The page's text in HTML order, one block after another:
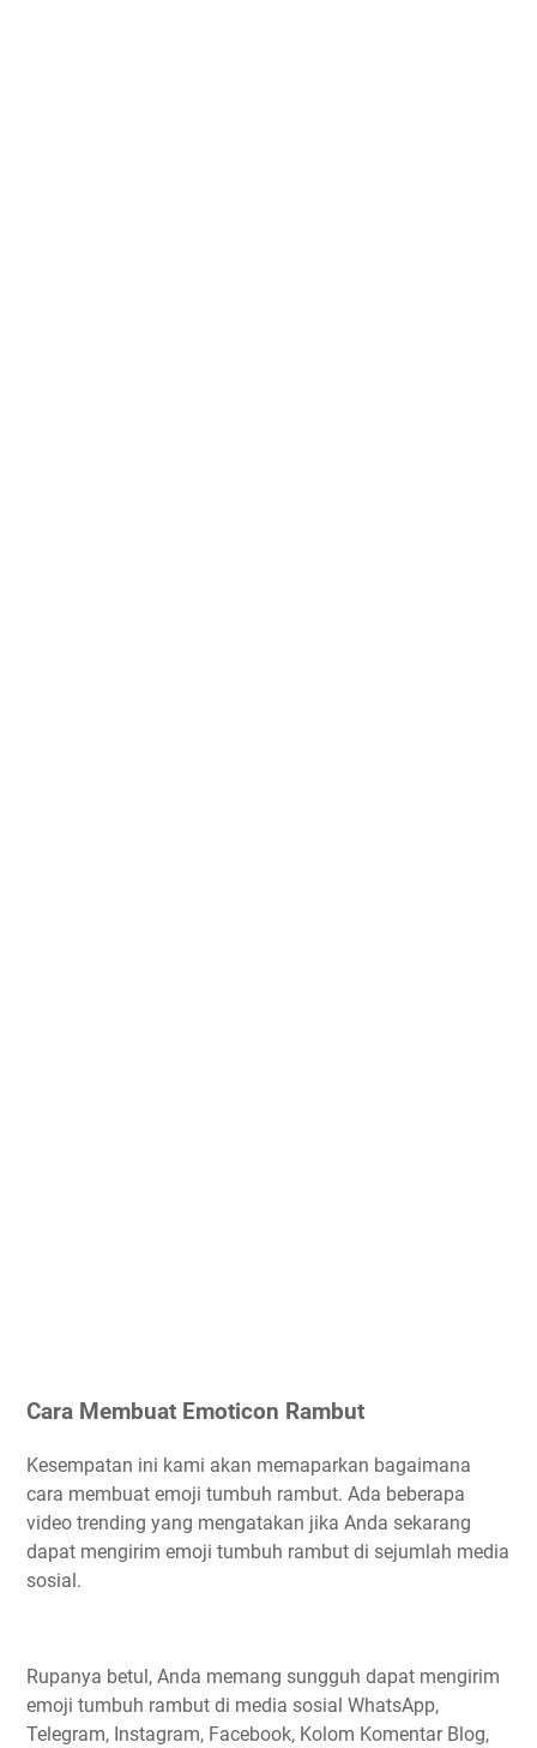
Cara Membuat Emoticon Rambut
Kesempatan ini kami akan memaparkan bagaimana
cara membuat emoji tumbuh rambut. Ada beberapa
video trending yang mengatakan jika Anda sekarang
dapat mengirim emoji tumbuh rambut di sejumlah media
sosial.
Rupanya betul, Anda memang sungguh dapat mengirim
emoji tumbuh rambut di media sosial WhatsApp,
Telegram, Instagram, Facebook, Kolom Komentar Blog,